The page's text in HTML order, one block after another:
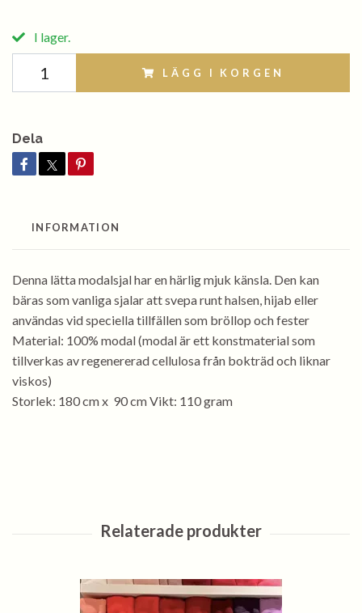
I lager.
LÄGG I KORGEN
Dela
INFORMATION
Denna lätta modalsjal har en härlig mjuk känsla. Den kan
bäras som vanliga sjalar att svepa runt halsen, hijab eller
användas vid speciella tillfällen som bröllop och fester
Material: 100% modal (modal är ett konstmaterial som
tillverkas av regenererad cellulosa från bokträd och liknar
viskos)
Storlek: 180 cm x 90 cm Vikt: 110 gram